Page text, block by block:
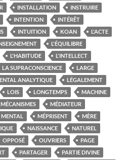
INSTALLATION
INSTRUIRE
INTENTION
INTÉRÊT
INTUITION KOAN
L'ACTE
L'ÉQUILIBRE
L'HABITUDE
L'INTELLECT
LA SUPRACONSCIENCE
LARGE
ANALYTIQUE
LÉGALEMENT
LOIS LONGTEMPS
MACHINE
MÉCANISMES
MÉDIATEUR
MENTAL MÉPRISENT
MÈRE
NAISSANCE
NATUREL
OPPOSÉ OUVRIERS
PAGE
PARTAGER
PARTIE DIVINE